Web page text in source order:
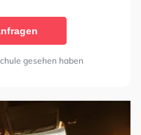
gesehen haben